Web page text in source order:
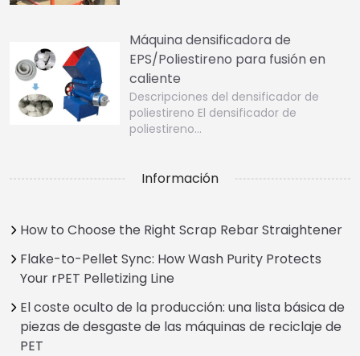
Máquina densificadora de
EPS/Poliestireno para fusión en
caliente
Descripciones del densificador de
poliestireno El densificador de
poliestireno…
Información
How to Choose the Right Scrap Rebar Straightener
Flake-to-Pellet Sync: How Wash Purity Protects
Your rPET Pelletizing Line
El coste oculto de la producción: una lista básica de
piezas de desgaste de las máquinas de reciclaje de
PET